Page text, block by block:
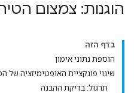
הוגנות: צמצום
בדף הזה
הוספת נתוני אימון
שינוי פונקציית האופטימיזציה של
תרגול: בדיקת ההבנה